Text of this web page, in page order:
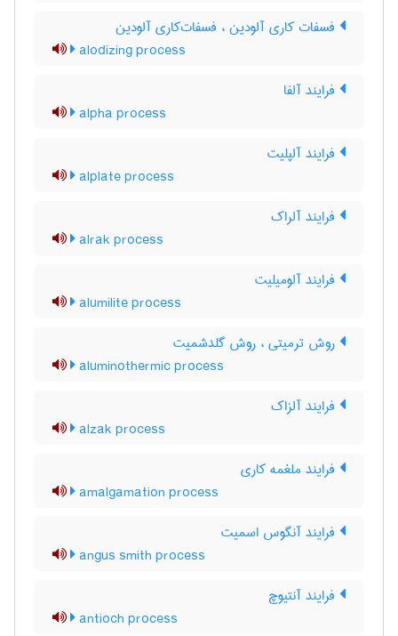
فسفات کاری آلودین ، فسفات‌کاری آلودین
alodizing process
فرایند آلفا
alpha process
فرایند آلپلیت
alplate process
فرایند آلراک
alrak process
فرایند آلومیلیت
alumilite process
روش ترمیتی ، روش گلدشمیت
aluminothermic process
فرایند آلزاک
alzak process
فرایند ملغمه کاری
amalgamation process
فرایند آنگوس اسمیت
angus smith process
فرایند آنتیوچ
antioch process